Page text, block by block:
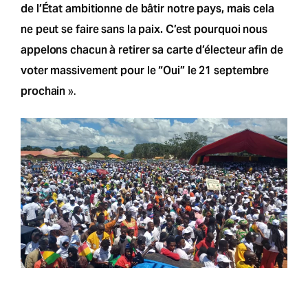
de l’État ambitionne de bâtir notre pays, mais cela
ne peut se faire sans la paix. C’est pourquoi nous
appelons chacun à retirer sa carte d’électeur afin de
voter massivement pour le “Oui” le 21 septembre
prochain ».